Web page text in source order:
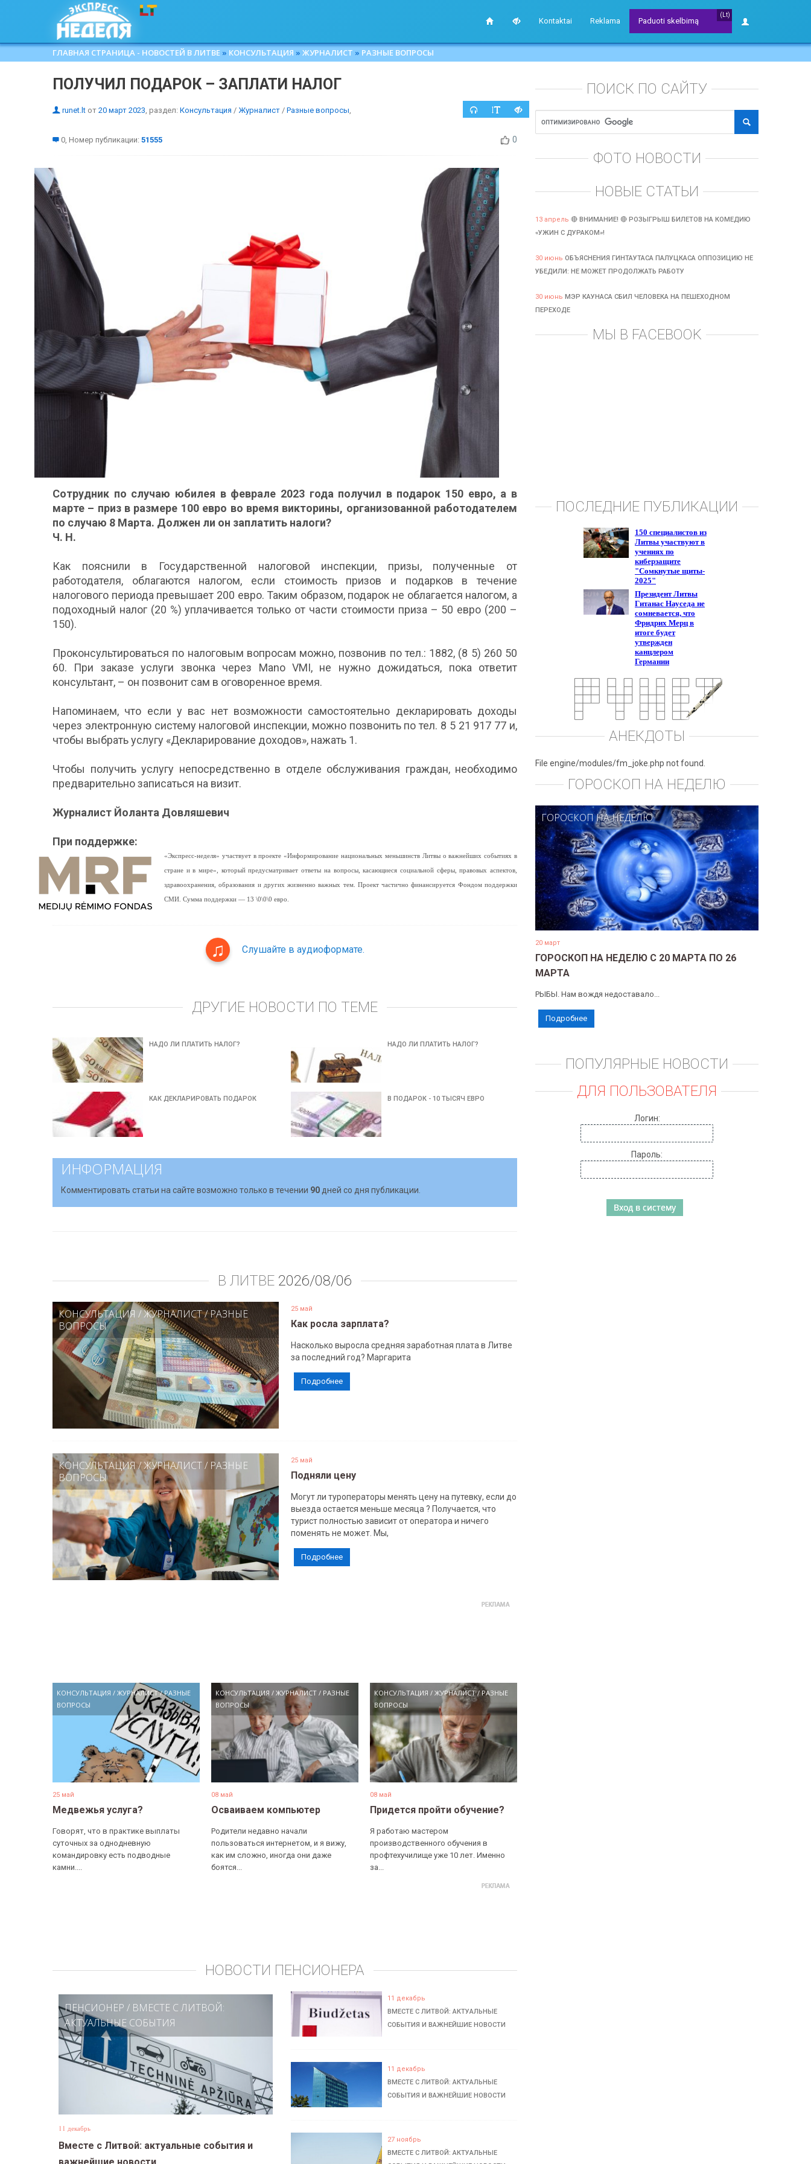
Kontaktai Reklama
(Lt)
Paduoti skelbimą
ГЛАВНАЯ СТРАНИЦА - НОВОСТЕЙ В ЛИТВЕ » КОНСУЛЬТАЦИЯ » ЖУРНАЛИСТ » РАЗНЫЕ ВОПРОСЫ
ПОЛУЧИЛ ПОДАРОК – ЗАПЛАТИ НАЛОГ
runet.lt от 20 март 2023, раздел: Консультация / Журналист / Разные вопросы,
0, Номер публикации: 51555 0
Сотрудник по случаю юбилея в феврале 2023 года получил в подарок 150 евро, а в
марте – приз в размере 100 евро во время викторины, организованной работодателем
по случаю 8 Марта. Должен ли он заплатить налоги?
Ч. Н.
Как пояснили в Государственной налоговой инспекции, призы, полученные от
работодателя, облагаются налогом, если стоимость призов и подарков в течение
налогового периода превышает 200 евро. Таким образом, подарок не облагается налогом, а
подоходный налог (20 %) уплачивается только от части стоимости приза – 50 евро (200 –
150).
Проконсультироваться по налоговым вопросам можно, позвонив по тел.: 1882, (8 5) 260 50
60. При заказе услуги звонка через Mano VMI, не нужно дожидаться, пока ответит
консультант, – он позвонит сам в оговоренное время.
Напоминаем, что если у вас нет возможности самостоятельно декларировать доходы
через электронную систему налоговой инспекции, можно позвонить по тел. 8 5 21 917 77 и,
чтобы выбрать услугу «Декларирование доходов», нажать 1.
Чтобы получить услугу непосредственно в отделе обслуживания граждан, необходимо
предварительно записаться на визит.
Журналист Йоланта Довляшевич
При поддержке:
«Экспресс-неделя» участвует в проекте «Информирование национальных меньшинств Литвы о важнейших событиях в
стране и в мире», который предусматривает ответы на вопросы, касающиеся социальной сферы, правовых аспектов,
здравоохранения, образования и других жизненно важных тем. Проект частично финансируется Фондом поддержки
СМИ. Сумма поддержки — 13 \0\0\0 евро.
Слушайте в аудиоформате.
ДРУГИЕ НОВОСТИ ПО ТЕМЕ
НАДО ЛИ ПЛАТИТЬ НАЛОГ? НАДО ЛИ ПЛАТИТЬ НАЛОГ?
КАК ДЕКЛАРИРОВАТЬ ПОДАРОК В ПОДАРОК - 10 ТЫСЯЧ ЕВРО
ИНФОРМАЦИЯ
Комментировать статьи на сайте возможно только в течении 90 дней со дня публикации.
В ЛИТВЕ 2026/08/06
КОНСУЛЬТАЦИЯ /ЖУРНАЛИСТ/РАЗНЫЕ
ВОПРОСЫ
25 май
Как росла зарплата?
Насколько выросла средняя заработная плата в Литве
за последний год? Маргарита
Подробнее
КОНСУЛЬТАЦИЯ/ЖУРНАЛИСТ/ РАЗНЫЕ
ВОПРОСЫ
25 май
Подняли цену
Могут ли туроператоры менять цену на путевку, если до
выезда остается меньше месяца ? Получается, что
турист полностью зависит от оператора и ничего
поменять не может. Мы,
Подробнее
КОНСУЛЬТАЦИЯ / ЖУРНАЛИСТ/РАЗНЫЕ
ВОПРОСЫ
25 май
Медвежья услуга?
Говорят, что в практике выплаты
суточных за однодневную
командировку есть подводные
камни....
КОНСУЛЬТАЦИЯ /ЖУРНАЛИСТ / РАЗНЫЕ
ВОПРОСЫ
08 май
Осваиваем компьютер
Родители недавно начали
пользоваться интернетом, и я вижу,
как им сложно, иногда они даже
боятся...
КОНСУЛЬТАЦИЯ /ЖУРНАЛИСТ/ РАЗНЫЕ
ВОПРОСЫ
08 май
Придется пройти обучение?
Я работаю мастером
производственного обучения в
профтехучилище уже 10 лет. Именно
за...
НОВОСТИ ПЕНСИОНЕРА
ПЕНСИОНЕР / ВМЕСТЕ С ЛИТВОЙ:
АКТУАЛЬНЫЕ СОБЫТИЯ
11 декабрь
Вместе с Литвой: актуальные события и
11 декабрь
ВМЕСТЕ С ЛИТВОЙ: АКТУАЛЬНЫЕ
СОБЫТИЯ И ВАЖНЕЙШИЕ НОВОСТИ
11 декабрь
ВМЕСТЕ С ЛИТВОЙ: АКТУАЛЬНЫЕ
СОБЫТИЯ И ВАЖНЕЙШИЕ НОВОСТИ
27 ноябрь
ВМЕСТЕ С ЛИТВОЙ: АКТУАЛЬНЫЕ
ПОИСК ПО САЙТУ
ФОТО НОВОСТИ
НОВЫЕ СТАТЬИ
13 апрель 🔴 ВНИМАНИЕ! 🔴 РОЗЫГРЫШ БИЛЕТОВ НА КОМЕДИЮ
«УЖИН С ДУРАКОМ»!
30 июнь ОБЪЯСНЕНИЯ ГИНТАУТАСА ПАЛУЦКАСА ОППОЗИЦИЮ НЕ
УБЕДИЛИ: НЕ МОЖЕТ ПРОДОЛЖАТЬ РАБОТУ
30 июнь МЭР КАУНАСА СБИЛ ЧЕЛОВЕКА НА ПЕШЕХОДНОМ
ПЕРЕХОДЕ
МЫ В FACEBOOK
ПОСЛЕДНИЕ ПУБЛИКАЦИИ
АНЕКДОТЫ
File engine/modules/fm_joke.php not found.
ГОРОСКОП НА НЕДЕЛЮ
ГОРОСКОП НА НЕДЕЛЮ
20 март
ГОРОСКОП НА НЕДЕЛЮ С 20 МАРТА ПО 26
МАРТА
РЫБЫ. Нам вождя недоставало...
Подробнее
ПОПУЛЯРНЫЕ НОВОСТИ
ДЛЯ ПОЛЬЗОВАТЕЛЯ
Логин:
Пароль: